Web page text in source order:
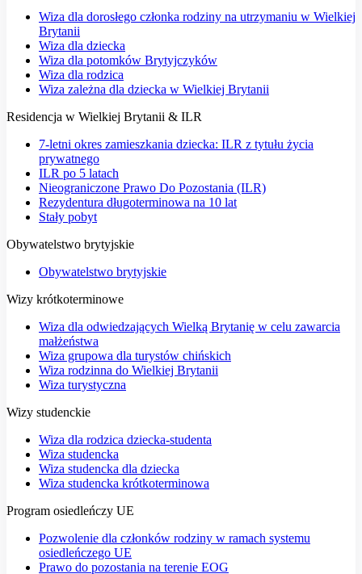
Wiza dla dorosłego członka rodziny na utrzymaniu w Wielkiej
Brytanii
Wiza dla dziecka
Wiza dla potomków Brytyjczyków
Wiza dla rodzica
Wiza zależna dla dziecka w Wielkiej Brytanii
Residencja w Wielkiej Brytanii & ILR
7-letni okres zamieszkania dziecka: ILR z tytułu życia
prywatnego
ILR po 5 latach
Nieograniczone Prawo Do Pozostania (ILR)
Rezydentura długoterminowa na 10 lat
Stały pobyt
Obywatelstwo brytyjskie
Obywatelstwo brytyjskie
Wizy krótkoterminowe
Wiza dla odwiedzających Wielką Brytanię w celu zawarcia
małżeństwa
Wiza grupowa dla turystów chińskich
Wiza rodzinna do Wielkiej Brytanii
Wiza turystyczna
Wizy studenckie
Wiza dla rodzica dziecka-studenta
Wiza studencka
Wiza studencka dla dziecka
Wiza studencka krótkoterminowa
Program osiedleńczy UE
Pozwolenie dla członków rodziny w ramach systemu
osiedleńczego UE
Prawo do pozostania na terenie EOG